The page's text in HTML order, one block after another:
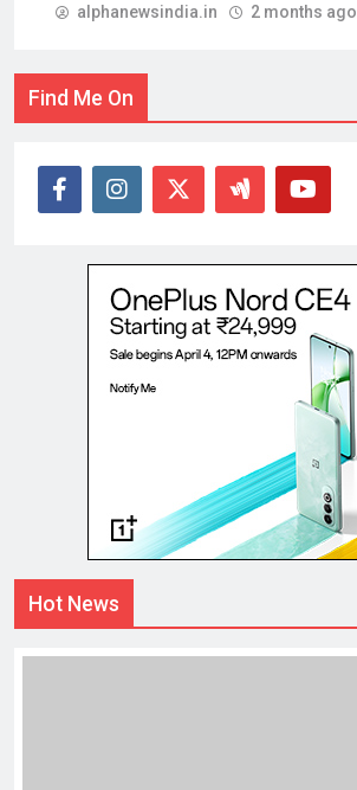
alphanewsindia.in 2 months ago
Find Me On
Hot News